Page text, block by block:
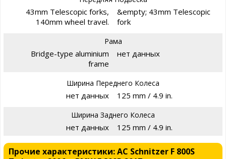
43mm Telescopic forks,
140mm wheel travel.
&empty; 43mm Telescopic
fork
Рама
Bridge-type aluminium
frame
нет данных
Ширина Переднего Колеса
нет данных 125 mm / 4.9 in.
Ширина Заднего Колеса
нет данных 125 mm / 4.9 in.
Прочие характеристики: AC Schnitzer F 800S